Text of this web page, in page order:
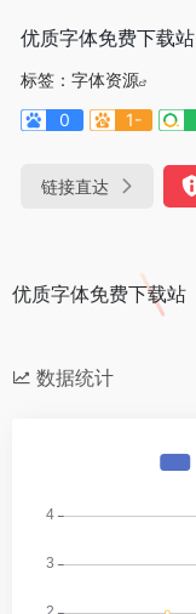
优质字体免费下载站
标签： 字体资源
0
1-
链接直达
优质字体免费下载站
数据统计